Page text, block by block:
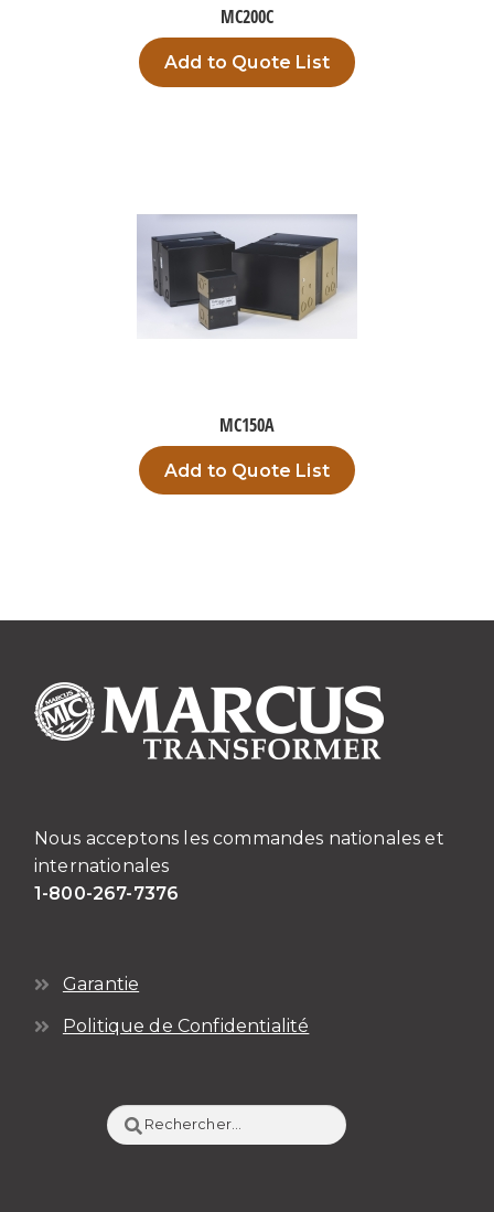
MC200C
Add to Quote List
MC150A
Add to Quote List
Nous acceptons les commandes nationales et
internationales
1-800-267-7376
Garantie
Politique de Confidentialité
Rechercher :